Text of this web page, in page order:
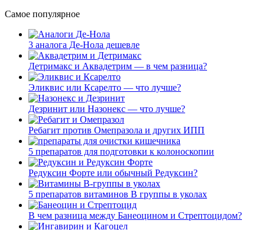
Самое популярное
3 аналога Де-Нола дешевле
Детримакс и Аквадетрим — в чем разница?
Эликвис или Ксарелто — что лучше?
Дезринит или Назонекс — что лучше?
Ребагит против Омепразола и других ИПП
5 препаратов для подготовки к колоноскопии
Редуксин Форте или обычный Редуксин?
5 препаратов витаминов В группы в уколах
В чем разница между Банеоцином и Стрептоцидом?